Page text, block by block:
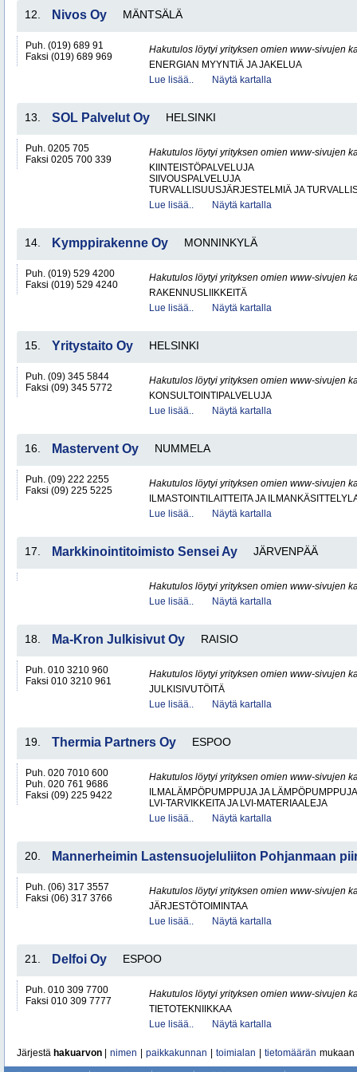
12. Nivos Oy MÄNTSÄLÄ
Puh. (019) 689 91
Faksi (019) 689 969
Hakutulos löytyi yrityksen omien www-sivujen
ENERGIAN MYYNTIÄ JA JAKELUA
Lue lisää..
Näytä kartalla
13. SOL Palvelut Oy HELSINKI
Puh. 0205 705
Faksi 0205 700 339
Hakutulos löytyi yrityksen omien www-sivujen
KIINTEISTÖPALVELUJA
SIIVOUSPALVELUJA
TURVALLISUUSJÄRJESTELMIÄ JA
Lue lisää..
Näytä kartalla
14. Kymppirakenne Oy MONNINKYLÄ
Puh. (019) 529 4200
Faksi (019) 529 4240
Hakutulos löytyi yrityksen omien www-sivujen
RAKENNUSLIIKKEITÄ
Lue lisää..
Näytä kartalla
15. Yritystaito Oy HELSINKI
Puh. (09) 345 5844
Faksi (09) 345 5772
Hakutulos löytyi yrityksen omien www-sivujen
KONSULTOINTIPALVELUJA
Lue lisää..
Näytä kartalla
16. Mastervent Oy NUMMELA
Puh. (09) 222 2255
Faksi (09) 225 5225
Hakutulos löytyi yrityksen omien www-sivujen
ILMASTOINTILAITTEITA JA
Lue lisää..
Näytä kartalla
17. Markkinointitoimisto Sensei Ay JÄRVENPÄÄ
Hakutulos löytyi yrityksen omien www-sivujen
Lue lisää..
Näytä kartalla
18. Ma-Kron Julkisivut Oy RAISIO
Puh. 010 3210 960
Faksi 010 3210 961
Hakutulos löytyi yrityksen omien www-sivujen
JULKISIVUTÖITÄ
Lue lisää..
Näytä kartalla
19. Thermia Partners Oy ESPOO
Puh. 020 7010 600
Puh. 020 761 9686
Faksi (09) 225 9422
Hakutulos löytyi yrityksen omien www-sivujen
ILMALÄMPÖPUMPPUJA JA LÄMPÖPUMPPUJA
LVI-TARVIKKEITA JA LVI-MATERIAALEJA
Lue lisää..
Näytä kartalla
20. Mannerheimin Lastensuojeluliiton Pohjanmaan
Puh. (06) 317 3557
Faksi (06) 317 3766
Hakutulos löytyi yrityksen omien www-sivujen
JÄRJESTÖTOIMINTAA
Lue lisää..
Näytä kartalla
21. Delfoi Oy ESPOO
Puh. 010 309 7700
Faksi 010 309 7777
Hakutulos löytyi yrityksen omien www-sivujen
TIETOTEKNIIKKAA
Lue lisää..
Näytä kartalla
Järjestä hakuarvon nimen paikkakunnan toimialan tietomäärän mukaan